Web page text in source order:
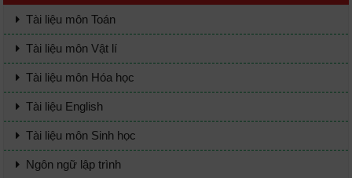
Tài liệu môn Toán
Tài liệu môn Vật lí
Tài liệu môn Hóa học
Tài liệu English
Tài liệu môn Sinh học
Ngôn ngữ lập trình